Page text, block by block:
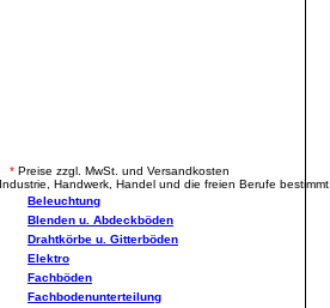
* Preise zzgl. MwSt. und Versandkosten
Handwerk, Handel und die freien Berufe bestimmt.
Beleuchtung
Blenden u. Abdeckböden
Drahtkörbe u. Gitterböden
Elektro
Fachböden
Fachbodenunterteilung